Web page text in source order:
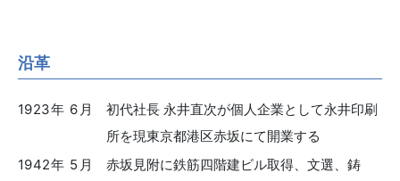
沿革
1923年 6月
初代社長 永井直次が個人企業として永井印刷
所を現東京都港区赤坂にて開業する
1942年 5月
赤坂見附に鉄筋四階建ビル取得、文選、鋳